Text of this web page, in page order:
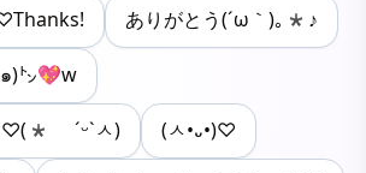
ありがとう(´ω｀)｡*♪
๑)㌧💖w
♡(* ˊᵕˋㅅ) (ㅅ•᎑•)♡